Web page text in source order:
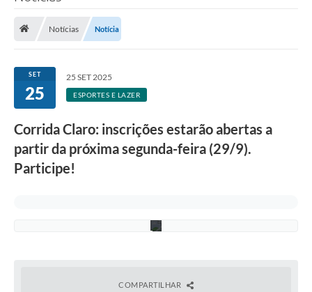
Notícias Notícia
SET
25
25 SET 2025
ESPORTES E LAZER
Corrida Claro: inscrições estarão abertas a
partir da próxima segunda-feira (29/9).
Participe!
a
l
l
COMPARTILHAR